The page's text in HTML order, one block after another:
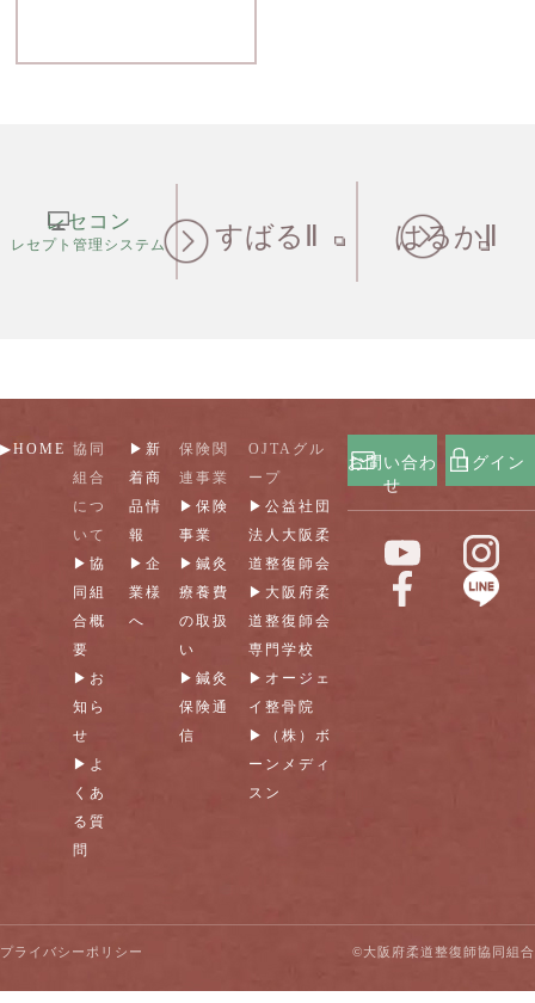
レセコン
レセプト管理システム すばるⅡ はるかⅡ
▶HOME 協同
組合
につ
いて
▶協
同組
合概
要
▶お
知ら
せ
▶よ
くあ
る質
問
▶新
着商
品情
報
▶企
業様
へ
保険関
連事業
▶保険
事業
▶鍼灸
療養費
の取扱
い
▶鍼灸
保険通
信
OJTAグル
ープ
▶公益社団
法人大阪柔
道整復師会
▶大阪府柔
道整復師会
専門学校
▶オージェ
イ整骨院
▶（株）ボ
ーンメディ
スン
お問い合わ
せ
ログイン
プライバシーポリシー ©大阪府柔道整復師協同組合